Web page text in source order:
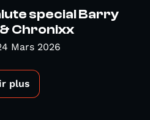
special Barry
Chronixx
Mars 2026
plus